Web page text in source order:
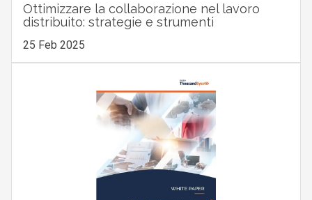
Ottimizzare la collaborazione nel lavoro
distribuito: strategie e strumenti
25 Feb 2025